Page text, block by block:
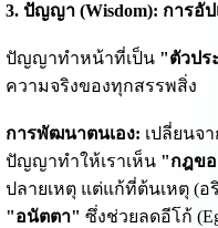
3. ปัญญา (Wisdom): การอั
ปัญญาทำหน้าที่เป็น "ตัวปร
ความจริงของทุกสรรพสิ่ง
การพัฒนาตนเอง: เปลี่ยนจ
ปัญญาทำให้เราเห็น "กฎขอ
ปลายเหตุ แต่แก้ที่ต้นเหตุ (อ
"อนัตตา" ซึ่งช่วยลดอีโก้